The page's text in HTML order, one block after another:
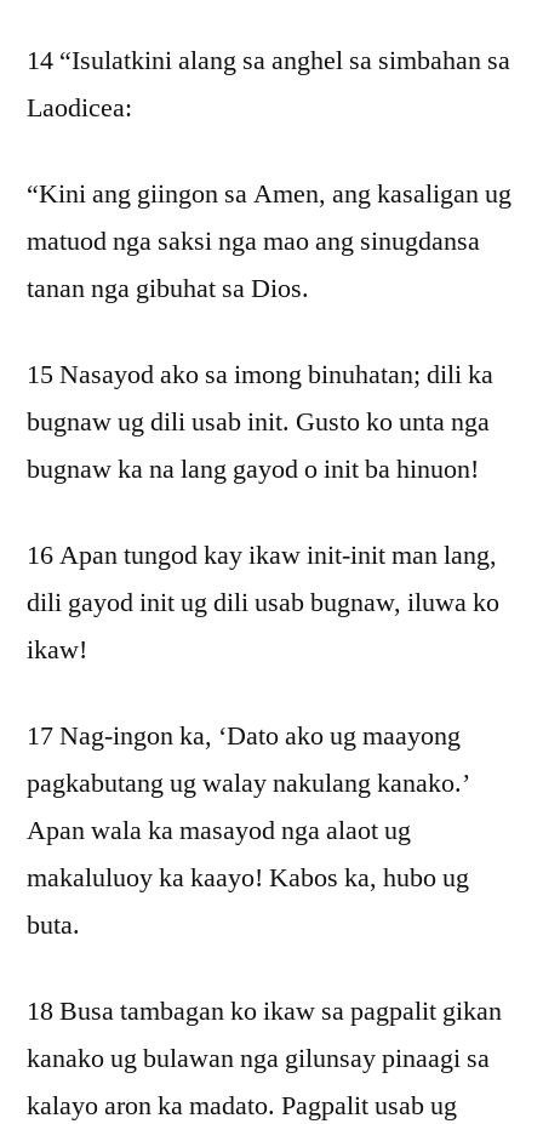
14 “Isulatkini alang sa anghel sa simbahan sa
Laodicea:
“Kini ang giingon sa Amen, ang kasaligan ug
matuod nga saksi nga mao ang sinugdansa
tanan nga gibuhat sa Dios.
15 Nasayod ako sa imong binuhatan; dili ka
bugnaw ug dili usab init. Gusto ko unta nga
bugnaw ka na lang gayod o init ba hinuon!
16 Apan tungod kay ikaw init-init man lang,
dili gayod init ug dili usab bugnaw, iluwa ko
ikaw!
17 Nag-ingon ka, ‘Dato ako ug maayong
pagkabutang ug walay nakulang kanako.’
Apan wala ka masayod nga alaot ug
makaluluoy ka kaayo! Kabos ka, hubo ug
buta.
18 Busa tambagan ko ikaw sa pagpalit gikan
kanako ug bulawan nga gilunsay pinaagi sa
kalayo aron ka madato. Pagpalit usab ug